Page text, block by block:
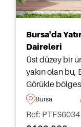
Bursa'da
Daireleri
Üst düzey bir
yakın olan bu,
Görükle
hedefleyenler
Bursa
Ref: PTFS6034